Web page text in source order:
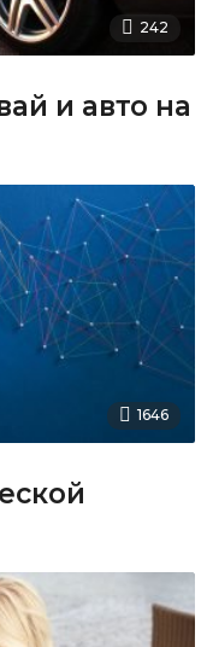
242
и авто на
1646